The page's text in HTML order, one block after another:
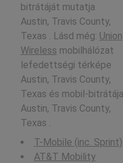
bitrátáját mutatja
Austin, Travis County,
Texas . Lásd még: Union
Wireless mobilhálózat
lefedettségi térképe
Austin, Travis County,
Texas és mobil-bitrátája
Austin, Travis County,
Texas .
T-Mobile (inc. Sprint)
AT&T Mobility